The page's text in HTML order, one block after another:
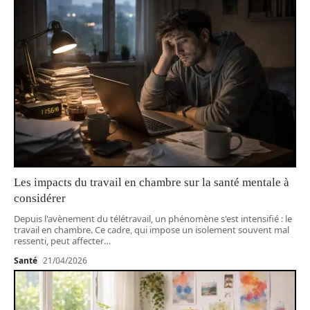
Les impacts du travail en chambre sur la santé mentale à
considérer
Depuis l'avènement du télétravail, un phénomène s'est intensifié : le
travail en chambre. Ce cadre, qui impose un isolement souvent mal
ressenti, peut affecter…
Santé 21/04/2026